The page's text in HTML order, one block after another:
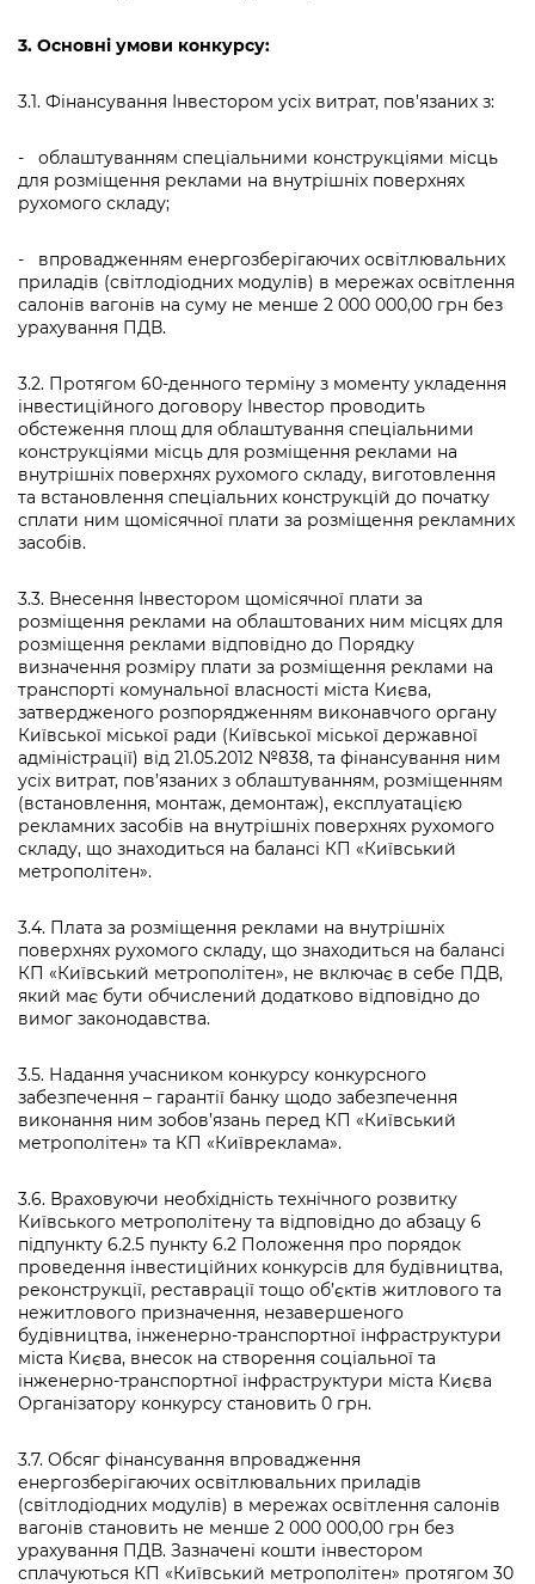
3. Основні умови конкурсу:
3.1. Фінансування Інвестором усіх витрат, пов’язаних з:
- облаштуванням спеціальними конструкціями місць
для розміщення реклами на внутрішніх поверхнях
рухомого складу;
- впровадженням енергозберігаючих освітлювальних
приладів (світлодіодних модулів) в мережах освітлення
салонів вагонів на суму не менше 2 000 000,00 грн без
урахування ПДВ.
3.2. Протягом 60-денного терміну з моменту укладення
інвестиційного договору Інвестор проводить
обстеження площ для облаштування спеціальними
конструкціями місць для розміщення реклами на
внутрішніх поверхнях рухомого складу, виготовлення
та встановлення спеціальних конструкцій до початку
сплати ним щомісячної плати за розміщення рекламних
засобів.
3.3. Внесення Інвестором щомісячної плати за
розміщення реклами на облаштованих ним місцях для
розміщення реклами відповідно до Порядку
визначення розміру плати за розміщення реклами на
транспорті комунальної власності міста Києва,
затвердженого розпорядженням виконавчого органу
Київської міської ради (Київської міської державної
адміністрації) від 21.05.2012 №838, та фінансування ним
усіх витрат, пов’язаних з облаштуванням, розміщенням
(встановлення, монтаж, демонтаж), експлуатацією
рекламних засобів на внутрішніх поверхнях рухомого
складу, що знаходиться на балансі КП «Київський
метрополітен».
3.4. Плата за розміщення реклами на внутрішніх
поверхнях рухомого складу, що знаходиться на балансі
КП «Київський метрополітен», не включає в себе ПДВ,
який має бути обчислений додатково відповідно до
вимог законодавства.
3.5. Надання учасником конкурсу конкурсного
забезпечення – гарантії банку щодо забезпечення
виконання ним зобов’язань перед КП «Київський
метрополітен» та КП «Київреклама».
3.6. Враховуючи необхідність технічного розвитку
Київського метрополітену та відповідно до абзацу 6
підпункту 6.2.5 пункту 6.2 Положення про порядок
проведення інвестиційних конкурсів для будівництва,
реконструкції, реставрації тощо об’єктів житлового та
нежитлового призначення, незавершеного
будівництва, інженерно-транспортної інфраструктури
міста Києва, внесок на створення соціальної та
інженерно-транспортної інфраструктури міста Києва
Організатору конкурсу становить 0 грн.
3.7. Обсяг фінансування впровадження
енергозберігаючих освітлювальних приладів
(світлодіодних модулів) в мережах освітлення салонів
вагонів становить не менше 2 000 000,00 грн без
урахування ПДВ. Зазначені кошти інвестором
сплачуються КП «Київський метрополітен» протягом 30